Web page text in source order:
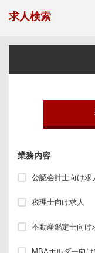
求人検索
業務内容
公認会計士向け求
税理士向け求人
不動産鑑定士向け